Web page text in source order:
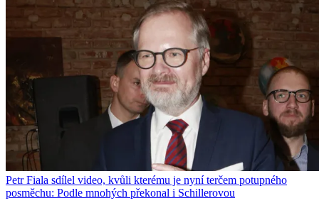
Petr Fiala sdílel video, kvůli kterému je nyní terčem potupného
posměchu: Podle mnohých překonal i Schillerovou